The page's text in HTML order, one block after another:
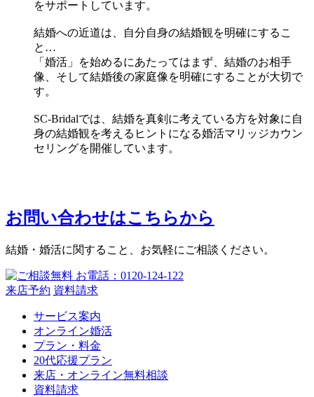
をサポートしています。
結婚への近道は、自分自身の結婚観を明確にするこ
と…
「婚活」を始めるにあたってはまず、結婚のお相手
像、そして結婚後の家庭像を明確にすることが大切で
す。
SC-Bridalでは、結婚を真剣に考えている方を対象に自
身の結婚観を考えるヒントになる婚活マリッジカウン
セリングを開催しています。
お問い合わせはこちらから
結婚・婚活に関すること、お気軽にご相談ください。
来店予約 資料請求
サービス案内
オンライン婚活
プラン・料金
20代応援プラン
来店・オンライン無料相談
資料請求